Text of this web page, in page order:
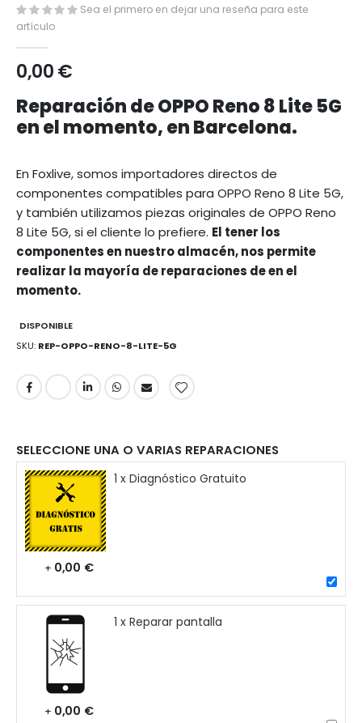
Sea el primero en dejar una reseña para este
artículo
0,00 €
Reparación de OPPO Reno 8 Lite 5G
en el momento, en Barcelona.
En Foxlive, somos importadores directos de
componentes compatibles para OPPO Reno 8 Lite 5G,
y también utilizamos piezas originales de OPPO Reno
8 Lite 5G, si el cliente lo prefiere. El tener los
componentes en nuestro almacén, nos permite
realizar la mayoría de reparaciones de en el
momento.
DISPONIBLE
SKU REP-OPPO-RENO-8-LITE-5G
SELECCIONE UNA O VARIAS REPARACIONES
1 x Diagnóstico Gratuito
+ 0,00 €
1 x Reparar pantalla
+ 0,00 €